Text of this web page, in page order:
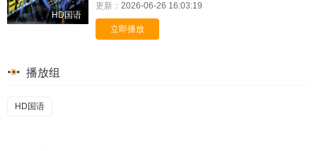
HD国语
更新： 2026-06-26 16:03:19
立即播放
播放组
HD国语